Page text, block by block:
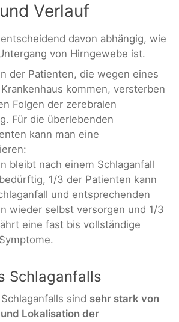
Verlauf
davon abhängig, wie
von Hirngewebe ist.
der Patienten, die wegen eines
kommen, versterben
Folgen der zerebralen
Für die überlebenden
kann man eine
bleibt nach einem Schlaganfall
1/3 der Patienten kann
und entsprechenden
wieder selbst versorgen und 1/3
eine fast bis vollständige
Schlaganfalls
sind sehr stark von
Lokalisation der